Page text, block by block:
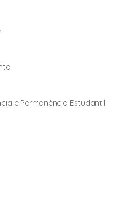
e Permanência Estudantil